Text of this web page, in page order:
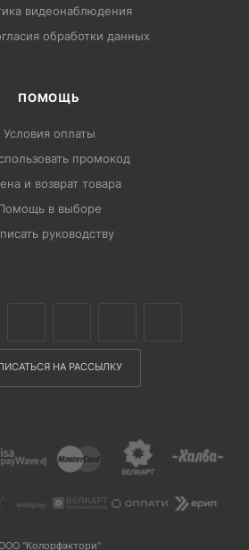
видеонаблюдения
обработки данных
ПОМОЩЬ
Условия оплаты
промокод
и возврат товара
в выборе
руководству
НА РАССЫЛКУ
"Колорфэктори"